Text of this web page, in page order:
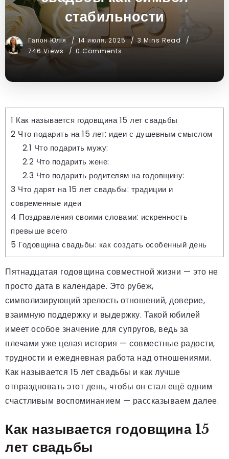
стабильности
Гапон Юлія 14 июля, 2025
3 Mins Read
746 Views
0 Comments
1 Как называется годовщина 15 лет свадьбы
2 Что подарить на 15 лет: идеи с душевным смыслом
2.1 Что подарить мужу:
2.2 Что подарить жене:
2.3 Что подарить родителям на годовщину:
3 Что дарят на 15 лет свадьбы: традиции и
современные идеи
4 Поздравления своими словами: искренность
превыше всего
5 Годовщина свадьбы: как создать особенный день
Пятнадцатая годовщина совместной жизни — это не
просто дата в календаре. Это рубеж,
символизирующий зрелость отношений, доверие,
взаимную поддержку и выдержку. Такой юбилей
имеет особое значение для супругов, ведь за
плечами уже целая история — совместные радости,
трудности и ежедневная работа над отношениями.
Как называется 15 лет свадьбы и как лучше
отпраздновать этот день, чтобы он стал ещё одним
счастливым воспоминанием — рассказываем далее.
Как называется годовщина 15
лет свадьбы